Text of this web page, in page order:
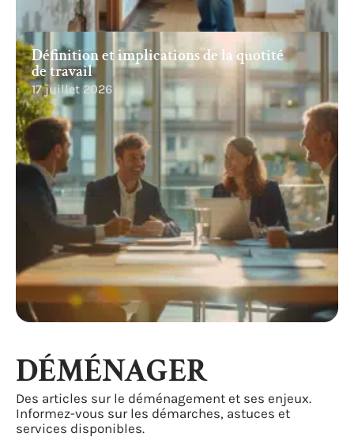
Définition et implications de la quotité
de travail
17 juillet 2026
DÉMÉNAGER
Des articles sur le déménagement et ses enjeux.
Informez-vous sur les démarches, astuces et
services disponibles.